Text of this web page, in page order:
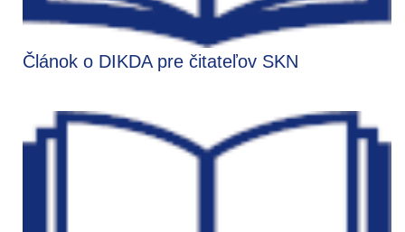
Článok o DIKDA pre čitateľov SKN